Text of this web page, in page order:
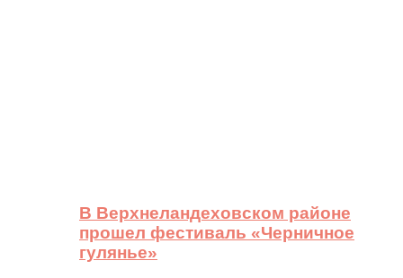
В Верхнеландеховском районе
прошел фестиваль «Черничное
гулянье»